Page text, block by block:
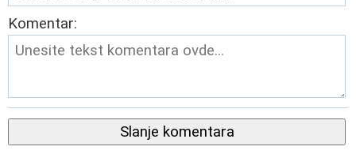
Komentar:
Slanje komentara